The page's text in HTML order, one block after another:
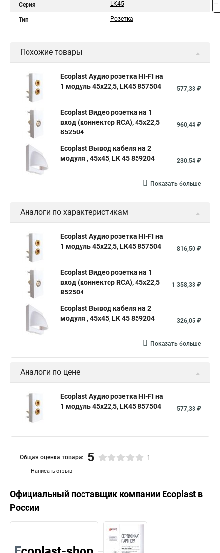
Серия LK45
Тип Розетка
Похожие товары
Ecoplast Аудио розетка HI-FI на
1 модуль 45х22,5, LK45 857504
577,33 ₽
Ecoplast Видео розетка на 1
вход (коннектор RCA), 45х22,5
852504
960,44 ₽
Ecoplast Вывод кабеля на 2
модуля , 45х45, LK 45 859204
230,54 ₽
Показать больше
Аналоги по характеристикам
Ecoplast Аудио розетка HI-FI на
1 модуль 45х22,5, LK45 857504
816,50 ₽
Ecoplast Видео розетка на 1
вход (коннектор RCA), 45х22,5
852504
1 358,33 ₽
Ecoplast Вывод кабеля на 2
модуля , 45х45, LK 45 859204
326,05 ₽
Показать больше
Аналоги по цене
Ecoplast Аудио розетка HI-FI на
1 модуль 45х22,5, LK45 857504
577,33 ₽
Написать отзыв
Общая оценка товара: 5 1
Официальный поставщик компании Ecoplast в
России